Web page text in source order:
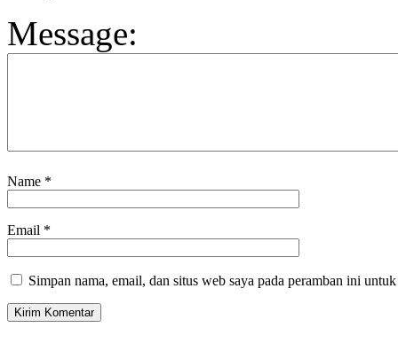
Message:
Name *
Email *
Simpan nama, email, dan situs web saya pada peramban ini